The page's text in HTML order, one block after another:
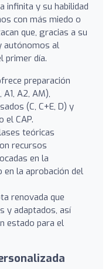
infinita y su habilidad
con más miedo o
que, gracias a su
autónomos al
primer día.
preparación
A2, AM),
(C, C+E, D) y
el CAP.
teóricas
recursos
en la
la aprobación del
renovada que
y adaptados, así
estado para el